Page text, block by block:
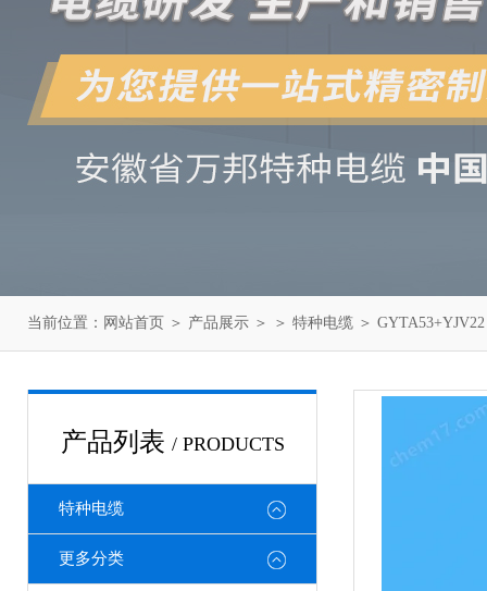
当前位置： 网站首页 ＞ 产品展示 ＞ ＞ 特种电缆 ＞
产品列表 / PRODUCTS
特种电缆
更多分类